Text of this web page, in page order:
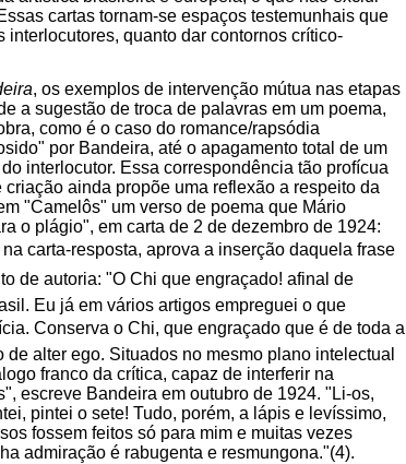
cartas tornam-se espaços testemunhais que
quanto dar contornos crítico-
, os exemplos de intervenção mútua nas etapas
a sugestão de troca de palavras em um poema,
como é o caso do romance/rapsódia
por Bandeira, até o apagamento total de um
interlocutor. Essa correspondência tão profícua
ainda propõe uma reflexão a respeito da
"Camelôs" um verso de poema que Mário
o plágio", em carta de 2 de dezembro de 1924:
carta-resposta, aprova a inserção daquela frase
autoria: "O Chi que engraçado! afinal de
Eu já em vários artigos empreguei o que
Conserva o Chi, que engraçado que é de toda a
alter ego. Situados no mesmo plano intelectual
franco da crítica, capaz de interferir na
escreve Bandeira em outubro de 1924. "Li-os,
pintei o sete! Tudo, porém, a lápis e levíssimo,
fossem feitos só para mim e muitas vezes
admiração é rabugenta e resmungona."(4).